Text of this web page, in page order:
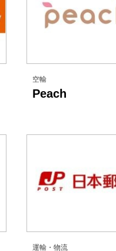
空輸
Peach
運輸・物流